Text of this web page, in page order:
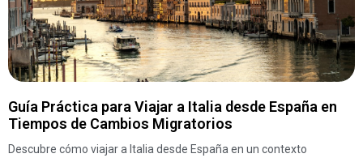
Guía Práctica para Viajar a Italia desde España en
Tiempos de Cambios Migratorios
Descubre cómo viajar a Italia desde España en un contexto